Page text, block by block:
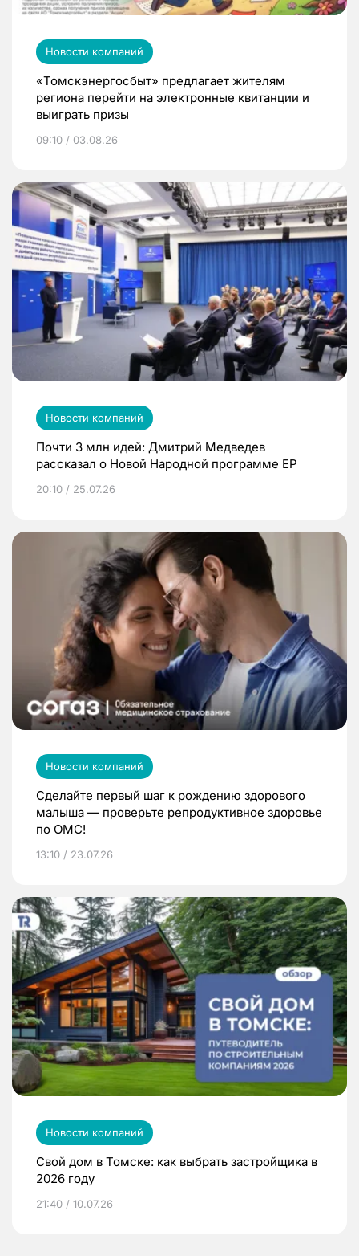
Новости компаний
«Томскэнергосбыт» предлагает жителям
региона перейти на электронные квитанции и
выиграть призы
09:10 / 03.08.26
Новости компаний
Почти 3 млн идей: Дмитрий Медведев
рассказал о Новой Народной программе ЕР
20:10 / 25.07.26
Новости компаний
Сделайте первый шаг к рождению здорового
малыша — проверьте репродуктивное здоровье
по ОМС!
13:10 / 23.07.26
Новости компаний
Свой дом в Томске: как выбрать застройщика в
2026 году
21:40 / 10.07.26